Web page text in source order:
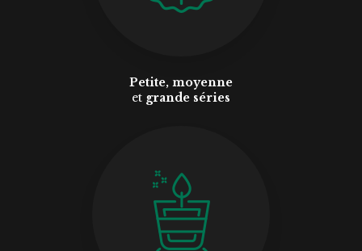
Petite, moyenne
et grande séries